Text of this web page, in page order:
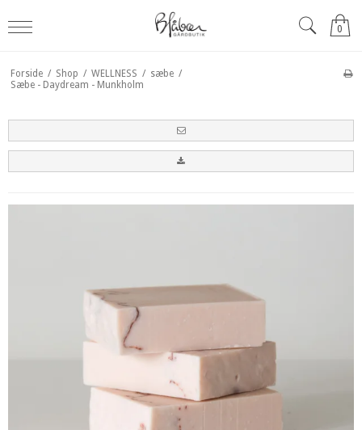
0
Forside / Shop / WELLNESS / sæbe /
Sæbe - Daydream - Munkholm